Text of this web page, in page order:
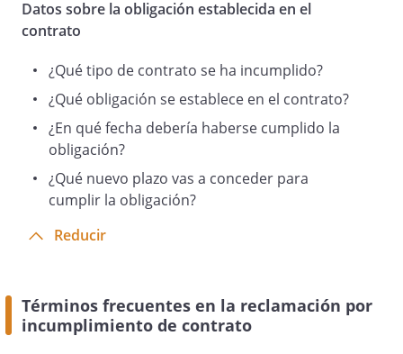
Si en el plazo anterior, no cumple, me
veré obligado a reclamar el
incumplimiento ante los Juzgados y
Tribunales, y a exigir la correspondiente
indemnización por los daños y perjuicios
que me está ocasionando.
Atentamente,
Datos sobre la obligación establecida en el
contrato
¿Qué tipo de contrato se ha incumplido?
¿Qué obligación se establece en el contrato?
¿En qué fecha debería haberse cumplido la
obligación?
¿Qué nuevo plazo vas a conceder para
cumplir la obligación?
Reducir
Términos frecuentes en la reclamación por
incumplimiento de contrato